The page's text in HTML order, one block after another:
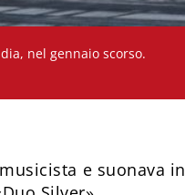
nel gennaio scorso.
e suonava in